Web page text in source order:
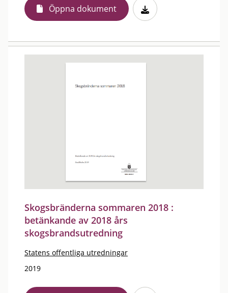
Öppna dokument
Skogsbränderna sommaren 2018 :
betänkande av 2018 års
skogsbrandsutredning
Statens offentliga utredningar
2019